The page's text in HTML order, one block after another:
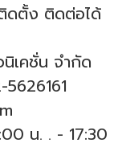
ดตั้ง ติดต่อได้
เคชั่น จำกัด
น. . - 17:30